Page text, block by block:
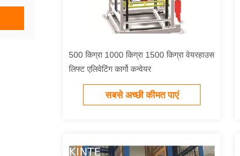
500 किग्रा 1000 किग्रा 1500 किग्रा वेयरहाउस
लिफ्ट एलिवेटिंग कार्गो कन्वेयर
सबसे अच्छी कीमत पाएं